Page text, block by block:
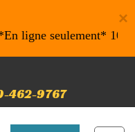
×
ligne seulement* 10%
462-9767